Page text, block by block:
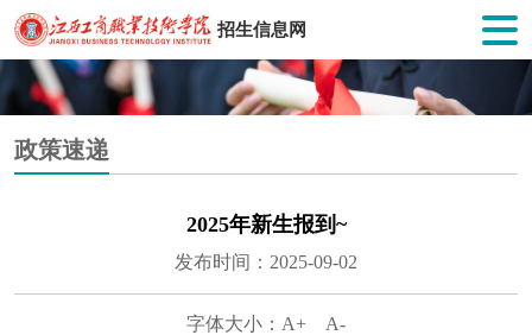
招生信息网
政策速递
2025年新生报到~
发布时间：2025-09-02
字体大小： A+ A-